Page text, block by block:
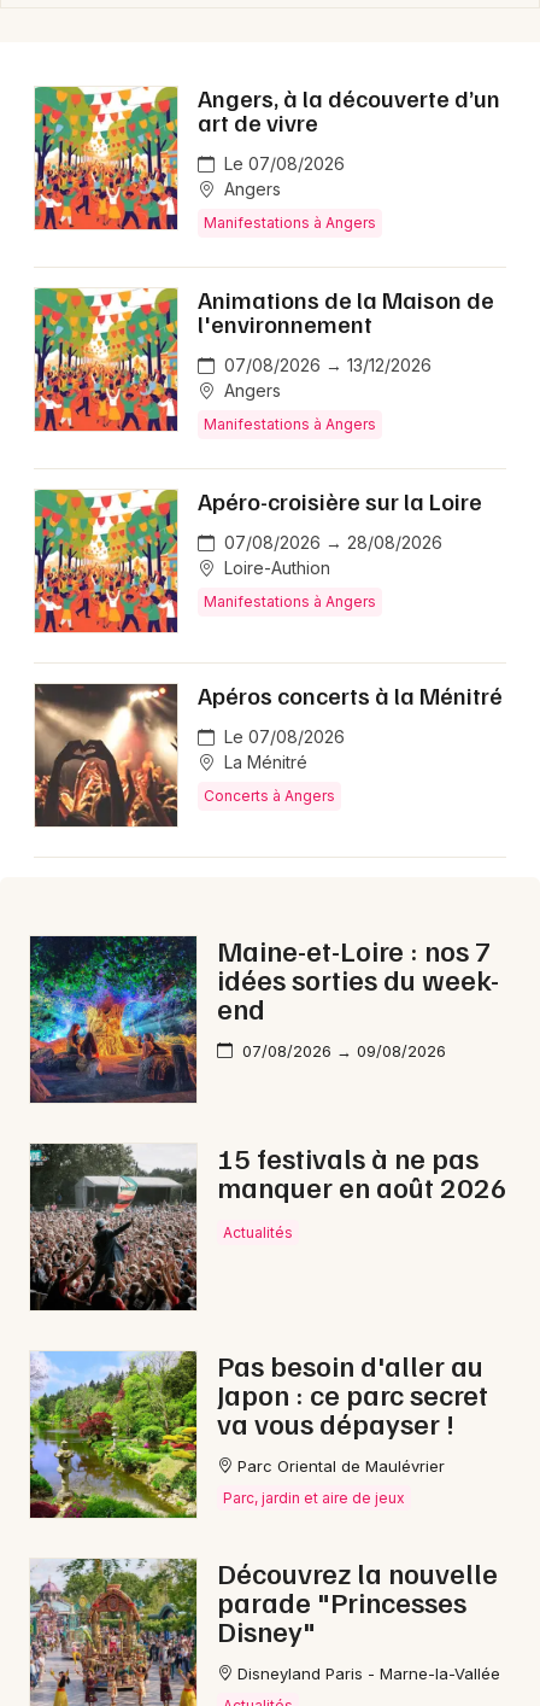
Angers, à la découverte d’un
art de vivre
Le 07/08/2026
Angers
Manifestations à Angers
Animations de la Maison de
l'environnement
07/08/2026 → 13/12/2026
Angers
Manifestations à Angers
Apéro-croisière sur la Loire
07/08/2026 → 28/08/2026
Loire-Authion
Manifestations à Angers
Apéros concerts à la Ménitré
Le 07/08/2026
La Ménitré
Concerts à Angers
Maine-et-Loire : nos 7
idées sorties du week-
end
07/08/2026 → 09/08/2026
15 festivals à ne pas
manquer en août 2026
Actualités
Pas besoin d'aller au
Japon : ce parc secret
va vous dépayser !
Parc Oriental de Maulévrier
Parc, jardin et aire de jeux
Découvrez la nouvelle
parade "Princesses
Disney"
Disneyland Paris - Marne-la-Vallée